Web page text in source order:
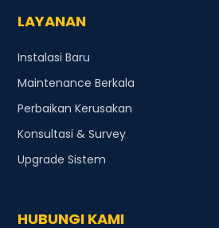
LAYANAN
Instalasi Baru
Maintenance Berkala
Perbaikan Kerusakan
Konsultasi & Survey
Upgrade Sistem
HUBUNGI KAMI